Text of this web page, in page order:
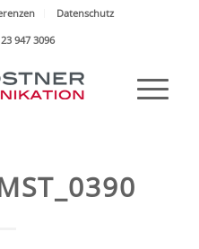
Datenschutz
947 3096